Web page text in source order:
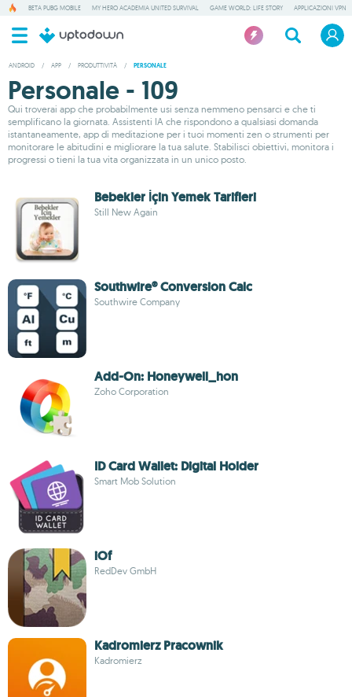
BETA PUBG MOBILE MY HERO ACADEMIA UNITED SURVIVAL GAME WORLD: LIFE STORY APPLICAZIONI VPN
ANDROID / APP / PRODUTTIVITÀ / PERSONALE
Personale - 109
Qui troverai app che probabilmente usi senza nemmeno pensarci e che ti
semplificano la giornata. Assistenti IA che rispondono a qualsiasi domanda
istantaneamente, app di meditazione per i tuoi momenti zen o strumenti per
monitorare le abitudini e migliorare la tua salute. Stabilisci obiettivi, monitora i
progressi o tieni la tua vita organizzata in un unico posto.
Bebekler İçin Yemek Tarifleri
Still New Again
Southwire® Conversion Calc
Southwire Company
Add-On: Honeywell_hon
Zoho Corporation
ID Card Wallet: Digital Holder
Smart Mob Solution
iOf
RedDev GmbH
Kadromierz Pracownik
Kadromierz